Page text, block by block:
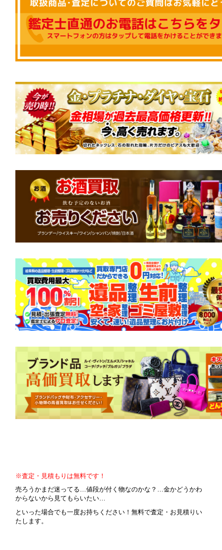
※査定・見積もりは無料です！
売ろうかまだ迷ってる…値段が付く物なのかな？…金かどうかわ
からないから見てもらいたい…
といった場合でも一度お持ちください！無料で査定・お見積りい
たします。